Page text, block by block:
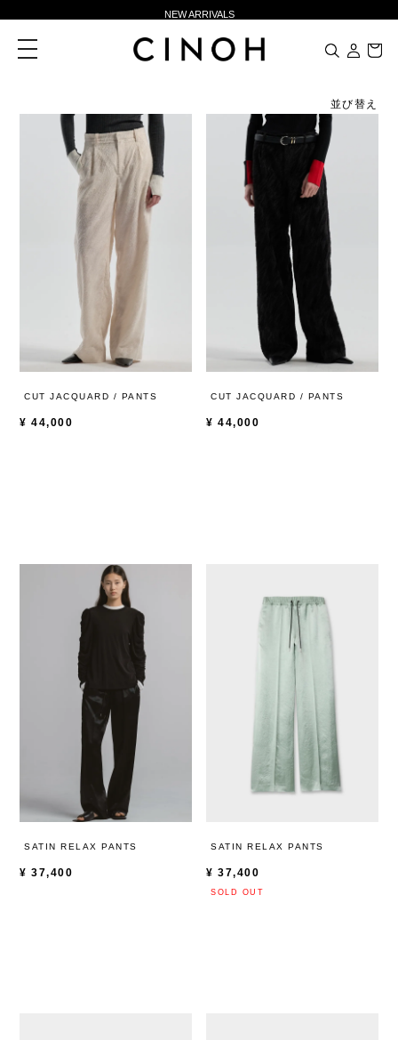
新規会員登録500ポイントプレゼント
ニュースレター登録で¥1,000クーポン進呈
NEW ARRIVALS
新規会員登録500ポイントプレゼント
ニュースレター登録で¥1,000クーポン進呈
toggle
navigation
並び替え
CUT JACQUARD / PANTS
¥ 44,000
CUT JACQUARD / PANTS
¥ 44,000
SATIN RELAX PANTS
¥ 37,400
SATIN RELAX PANTS
¥ 37,400